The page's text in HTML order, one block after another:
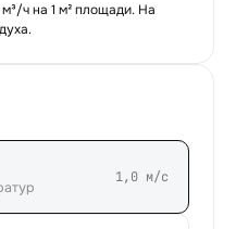
ч на 1 м² площади. На
1,0 м/с